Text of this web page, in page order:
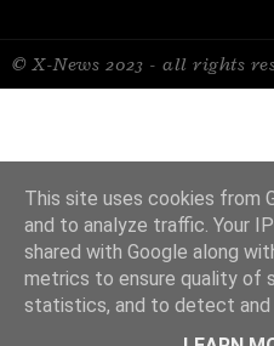
© X-News 2023 - all rights
This site uses cookies from
and to analyze traffic. Your
shared with Google along
metrics to ensure quality of
statistics, and to detect and